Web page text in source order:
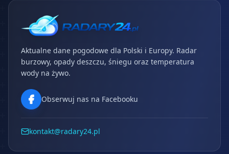
Aktualne dane pogodowe dla Polski i Europy. Radar
burzowy, opady deszczu, śniegu oraz temperatura
wody na żywo.
Obserwuj nas na Facebooku
kontakt@radary24.pl